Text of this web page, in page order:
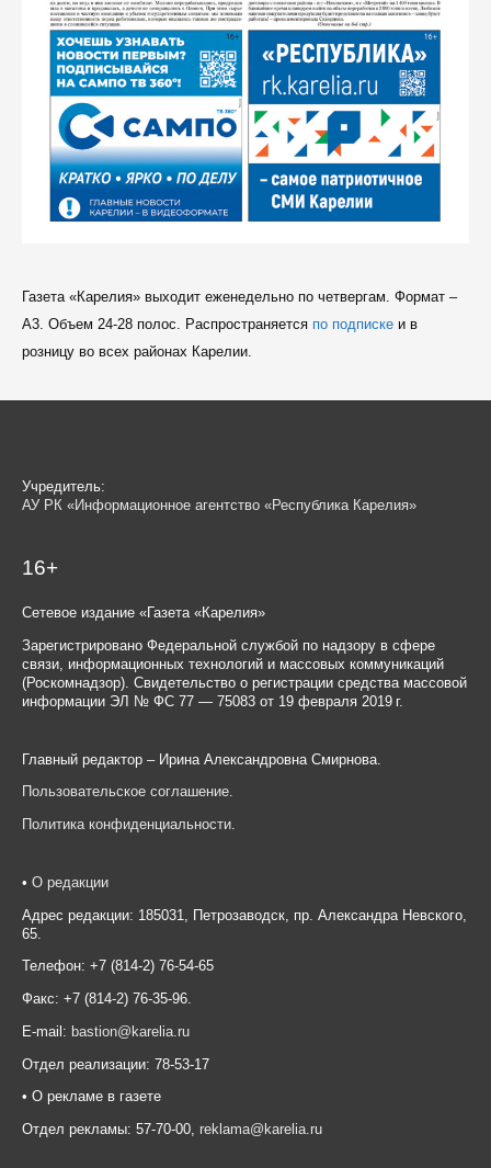
Газета «Карелия» выходит еженедельно по четвергам. Формат –
A3. Объем 24-28 полос. Распространяется по подпискеи в
розницу во всех районах Карелии.
Учредитель:
АУ РК «Информационное агентство «Республика Карелия»
16+
Сетевое издание «Газета «Карелия»
Зарегистрировано Федеральной службой по надзору в сфере
связи, информационных технологий и массовых коммуникаций
(Роскомнадзор). Свидетельство о регистрации средства массовой
информации ЭЛ № ФС 77 — 75083 от 19 февраля 2019 г.
Главный редактор – Ирина Александровна Смирнова.
Пользовательское соглашение.
Политика конфиденциальности.
• О редакции
Адрес редакции: 185031, Петрозаводск, пр. Александра Невского,
65.
Телефон: +7 (814-2) 76-54-65
Факс: +7 (814-2) 76-35-96.
E-mail: bastion@karelia.ru
Отдел реализации: 78-53-17
• О рекламе в газете
Отдел рекламы: 57-70-00, reklama@karelia.ru